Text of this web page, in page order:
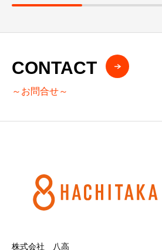
CONTACT
～お問合せ～
株式会社 八高